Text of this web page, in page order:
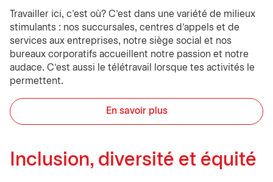
Travailler ici, c’est où? C’est dans une variété de milieux
stimulants : nos succursales, centres d’appels et de
services aux entreprises, notre siège social et nos
bureaux corporatifs accueillent notre passion et notre
audace. C’est aussi le télétravail lorsque tes activités le
permettent.
En savoir plus
Inclusion, diversité et équité